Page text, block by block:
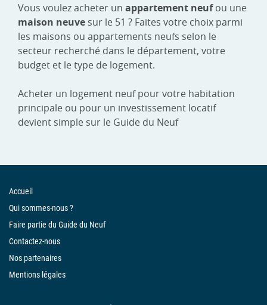
Vous voulez acheter un appartement neufou une
maison neuve sur le 51 ? Faites votre choix parmi
les maisons ou appartements neufs selon le
secteur recherché dans le département, votre
budget et le type de logement.
Acheter un logement neuf pour votre habitation
principale ou pour un investissement locatif
devient simple sur le Guide du Neuf
Accueil
Qui sommes-nous ?
Faire partie du Guide du Neuf
Contactez-nous
Nos partenaires
Mentions légales